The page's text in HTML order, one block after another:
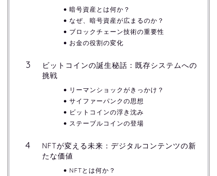
暗号資産とは何か？
なぜ、暗号資産が広まるのか？
ブロックチェーン技術の重要性
お金の役割の変化
ビットコインの誕生秘話：既存システムへの
挑戦
リーマンショックがきっかけ？
サイファーパンクの思想
ビットコインの浮き沈み
ステーブルコインの登場
NFTが変える未来：デジタルコンテンツの新
たな価値
NFTとは何か？